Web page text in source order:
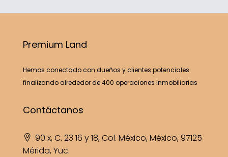
Premium Land
Hemos conectado con dueños y clientes potenciales
finalizando alrededor de 400 operaciones inmobiliarias
Contáctanos
90 x, C. 23 16 y 18, Col. México, México, 97125
Mérida, Yuc.